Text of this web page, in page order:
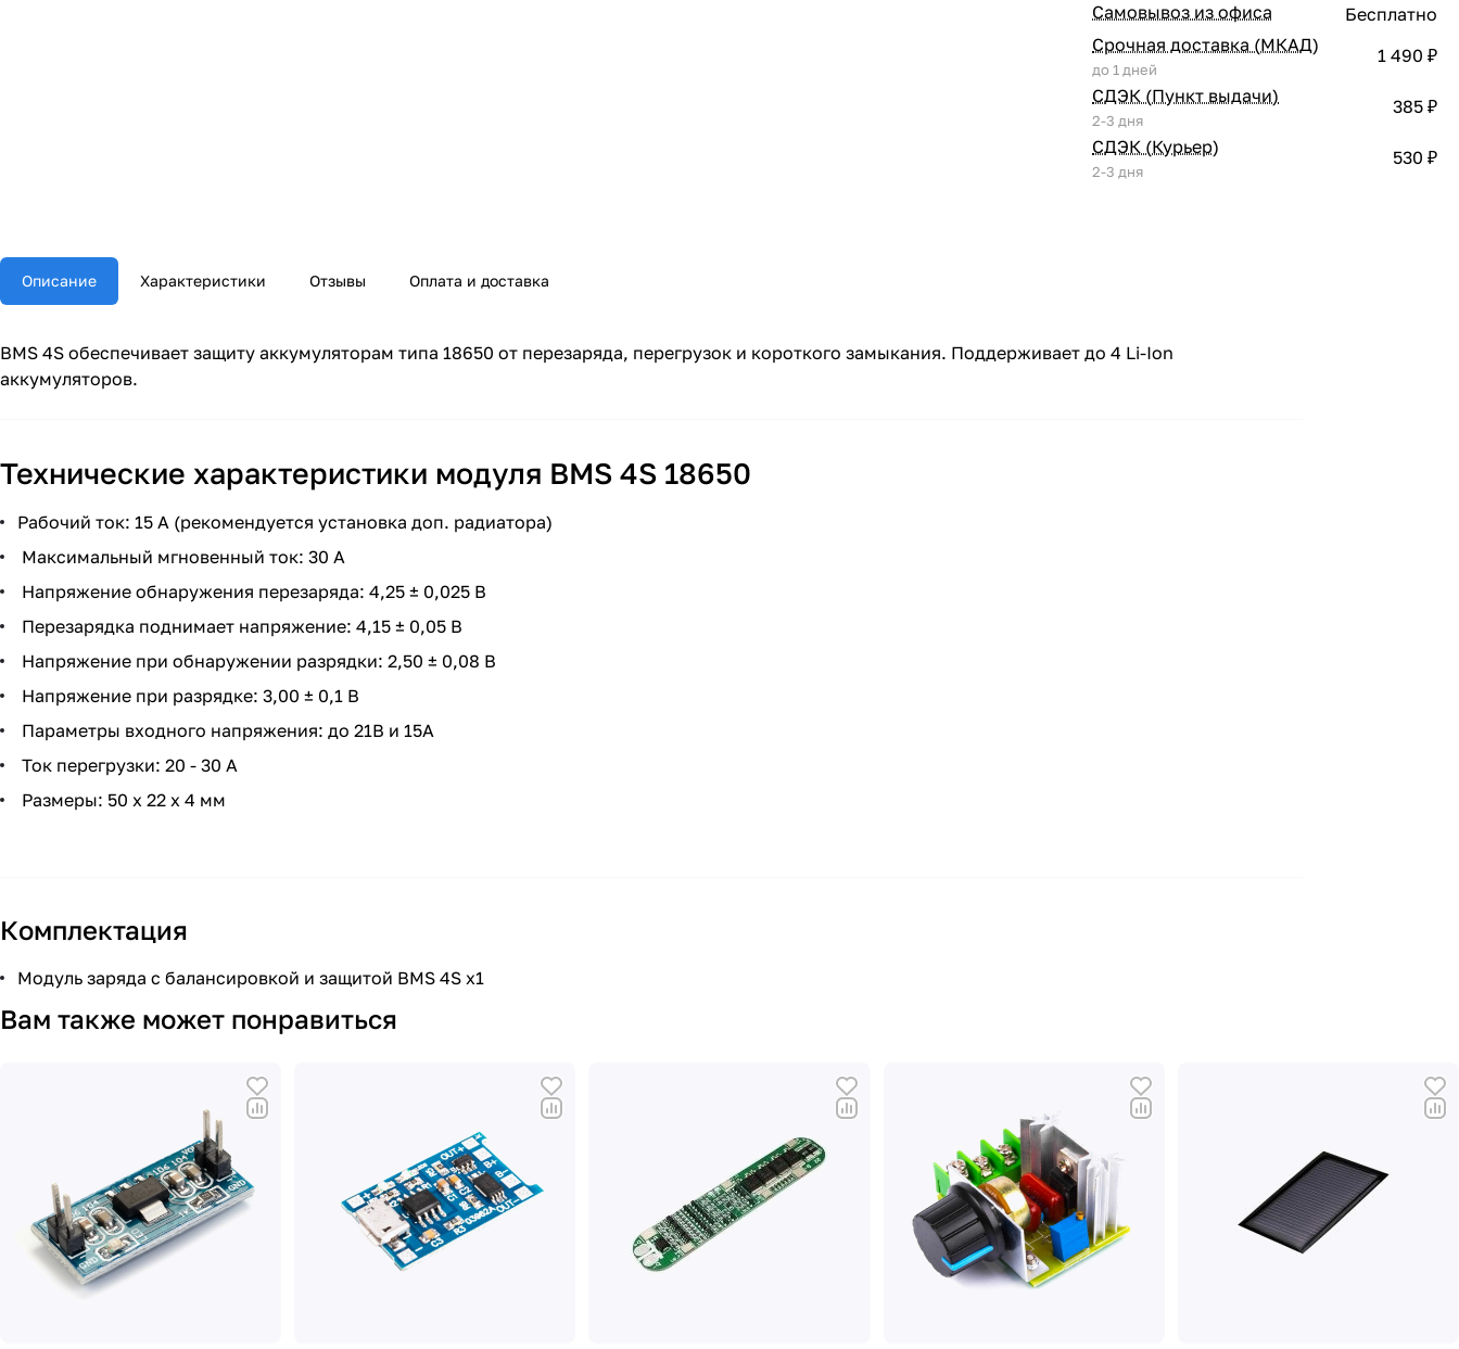
Самовывоз из офиса
Бесплатно
Срочная доставка (МКАД)
до 1 дней
1 490 ₽
СДЭК (Пункт выдачи)
2-3 дня
385 ₽
СДЭК (Курьер)
2-3 дня
530 ₽
Описание Характеристики Отзывы Оплата и доставка
BMS 4S обеспечивает защиту аккумуляторам типа 18650 от перезаряда, перегрузок и короткого замыкания. Поддерживает до 4 Li-Ion
аккумуляторов.
Технические характеристики модуля BMS 4S 18650
Рабочий ток: 15 А (рекомендуется установка доп. радиатора)
Максимальный мгновенный ток: 30 А
Напряжение обнаружения перезаряда: 4,25 ± 0,025 В
Перезарядка поднимает напряжение: 4,15 ± 0,05 В
Напряжение при обнаружении разрядки: 2,50 ± 0,08 В
Напряжение при разрядке: 3,00 ± 0,1 В
Параметры входного напряжения: до 21В и 15А
Ток перегрузки: 20 - 30 А
Размеры: 50 x 22 x 4 мм
Комплектация
Модуль заряда с балансировкой и защитой BMS 4S x1
Вам также может понравиться